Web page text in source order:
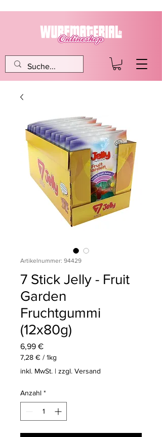
Artikelnummer: 94429
7 Stick Jelly - Fruit
Garden
Fruchtgummi
(12x80g)
6,99 €Preis
7,28 € / 1kg
7,28 €
Kilogramm
inkl. MwSt. | zzgl. Versand
Anzahl *